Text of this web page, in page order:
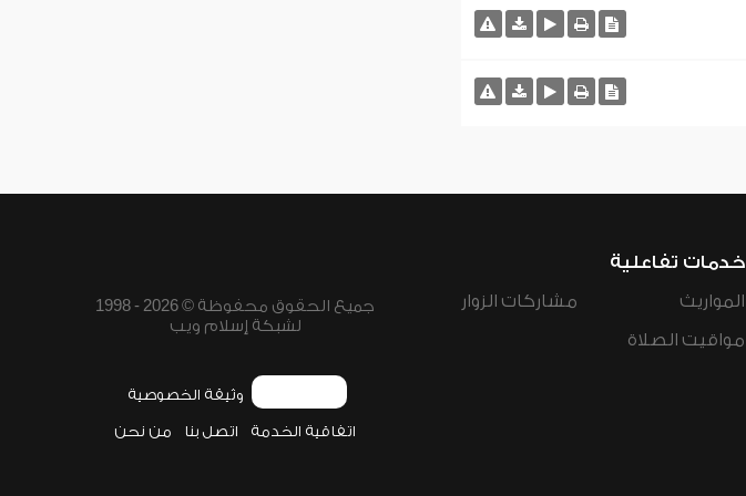
خدمات تفاعلية
المواريث
مواقيت الصلاة
مشاركات الزوار
جميع الحقوق محفوظة © 2026 - 1998
لشبكة إسلام ويب
وثيقة الخصوصية
اتفاقية الخدمة اتصل بنا من نحن